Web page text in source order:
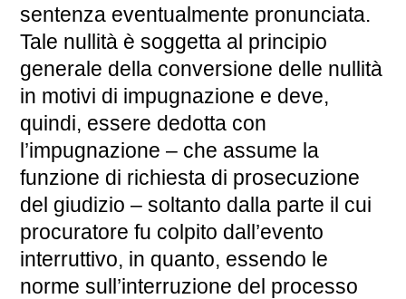
sentenza eventualmente pronunciata.
Tale nullità è soggetta al principio
generale della conversione delle nullità
in motivi di impugnazione e deve,
quindi, essere dedotta con
l’impugnazione – che assume la
funzione di richiesta di prosecuzione
del giudizio – soltanto dalla parte il cui
procuratore fu colpito dall’evento
interruttivo, in quanto, essendo le
norme sull’interruzione del processo